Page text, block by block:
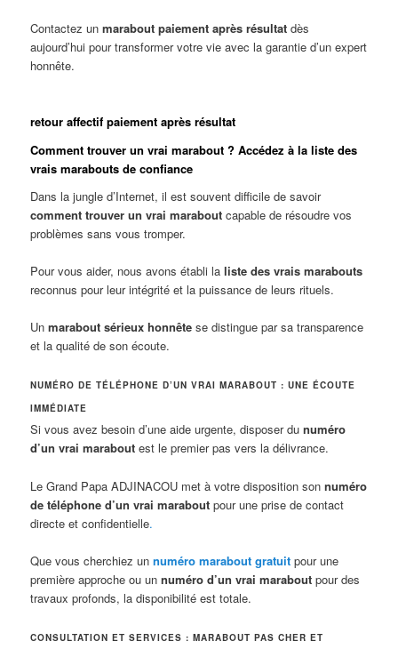
Contactez unmarabout paiement après résultat dès
aujourd’hui pour transformer votre vie avec la garantie d’un expert
honnête.
retour affectif paiement après résultat
Comment trouver un vrai marabout ? Accédez à la liste des
vrais marabouts de confiance
Dans la jungle d’Internet, il est souvent difficile de savoir
comment trouver un vrai marabout capable de résoudre vos
problèmes sans vous tromper.
Pour vous aider, nous avons établi laliste des vrais marabouts
reconnus pour leur intégrité et la puissance de leurs rituels.
Unmarabout sérieux honnête se distingue par sa transparence
et la qualité de son écoute.
NUMÉRO DE TÉLÉPHONE D’UN VRAI MARABOUT : UNE ÉCOUTE
IMMÉDIATE
Si vous avez besoin d’une aide urgente, disposer dunuméro
d’un vrai marabout est le premier pas vers la délivrance.
Le Grand Papa ADJINACOU met à votre disposition sonnuméro
de téléphone d’un vrai marabout pour une prise de contact
directe et confidentielle.
Que vous cherchiez unnuméro marabout gratuit pour une
première approche ou unnuméro d’un vrai marabout pour des
travaux profonds, la disponibilité est totale.
CONSULTATION ET SERVICES : MARABOUT PAS CHER ET